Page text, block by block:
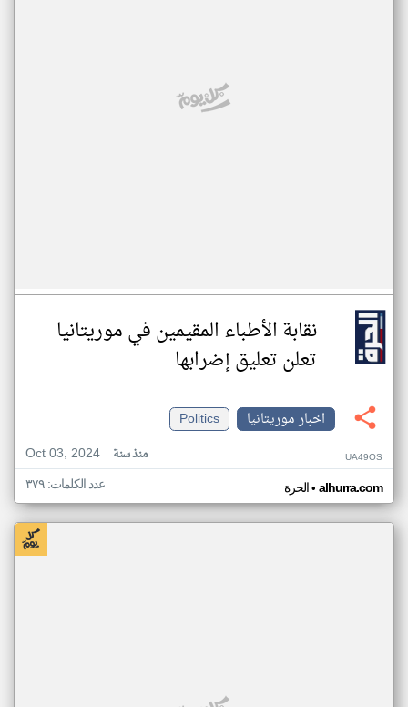
نقابة الأطباء المقيمين في موريتانيا
تعلن تعليق إضرابها
اخبار موريتانيا
Politics
Oct 03, 2024
منذ سنة UA49OS
الحرة• alhurra.com عدد الكلمات: ٣٧٩